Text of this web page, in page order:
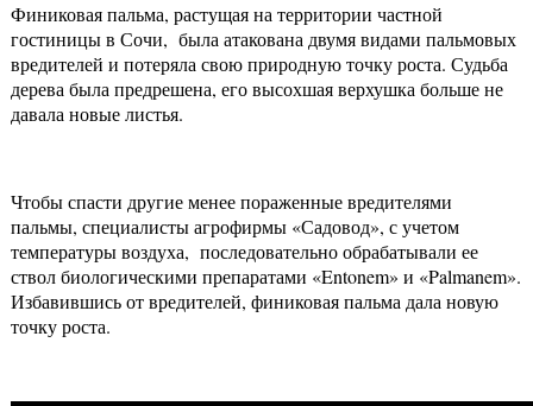
Финиковая пальма, растущая на территории частной
гостиницы в Сочи, была атакована двумя видами пальмовых
вредителей и потеряла свою природную точку роста. Судьба
дерева была предрешена, его высохшая верхушка больше не
давала новые листья.
Чтобы спасти другие менее пораженные вредителями
пальмы, специалисты агрофирмы «Садовод», с учетом
температуры воздуха, последовательно обрабатывали ее
ствол биологическими препаратами «Entonem» и «Palmanem».
Избавившись от вредителей, финиковая пальма дала новую
точку роста.